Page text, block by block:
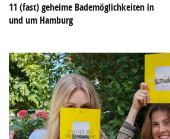
11 (fast) geheime Bademöglichkeiten in
und um Hamburg